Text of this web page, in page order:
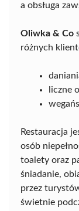
a obsługa
Oliwka & Co
różnych
liczne
Restauracja
osób
toalety oraz
śniadanie,
przez
świetnie